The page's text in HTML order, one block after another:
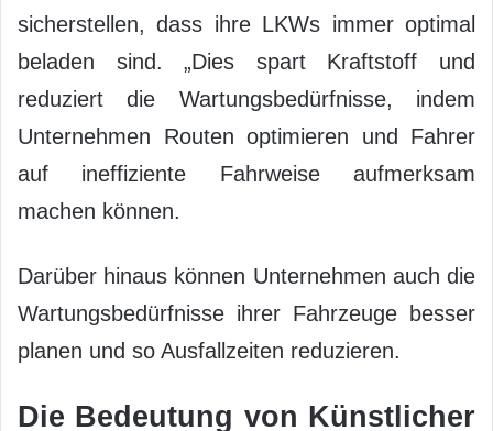
sicherstellen, dass ihre LKWs immer optimal
beladen sind. „Dies spart Kraftstoff und
reduziert die Wartungsbedürfnisse, indem
Unternehmen Routen optimieren und Fahrer
auf ineffiziente Fahrweise aufmerksam
machen können.
Darüber hinaus können Unternehmen auch die
Wartungsbedürfnisse ihrer Fahrzeuge besser
planen und so Ausfallzeiten reduzieren.
Die Bedeutung von Künstlicher